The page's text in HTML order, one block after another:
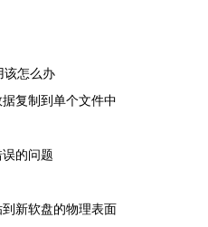
该怎么办
复制到单个文件中
的问题
新软盘的物理表面